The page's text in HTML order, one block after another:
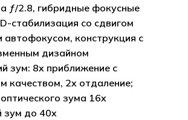
пуста.
ƒ/2.8, гибридные фокусные
стабилизация со сдвигом
автофокусом, конструкция с
дизайном
зум: 8x приближение с
качеством, 2x отдаление;
зума 16x
зум до 40x